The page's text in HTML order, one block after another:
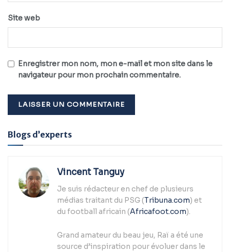
Site web
Enregistrer mon nom, mon e-mail et mon site dans le
navigateur pour mon prochain commentaire.
Alternative:
Blogs d’experts
Vincent Tanguy
Je suis rédacteur en chef de plusieurs
médias traitant du PSG (Tribuna.com) et
du football africain (Africafoot.com).
Grand amateur du beau jeu, Raï a été une
source d’inspiration pour évoluer dans le